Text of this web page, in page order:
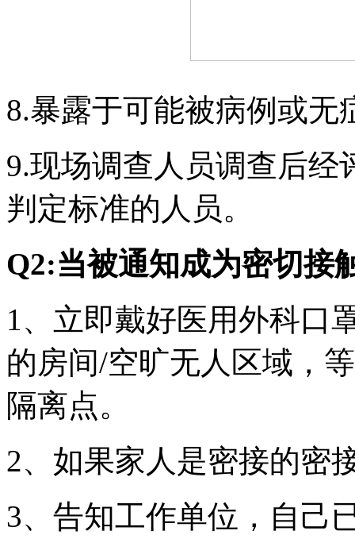
8.暴露于可能被病例或
9.现场调查人员调查后
判定标准的人员。
Q2:当被通知成为密切接
1、立即戴好医用外科口
的房间/空旷无人区域，
隔离点。
2、如果家人是密接的密
3、告知工作单位，自己